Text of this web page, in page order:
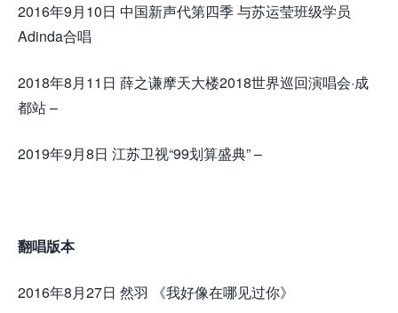
2016年9月10日 中国新声代第四季 与苏运莹班级学员
Adinda合唱
2018年8月11日 薛之谦摩天大楼2018世界巡回演唱会·成
都站 –
2019年9月8日 江苏卫视“99划算盛典” –
翻唱版本
2016年8月27日 然羽 《我好像在哪见过你》